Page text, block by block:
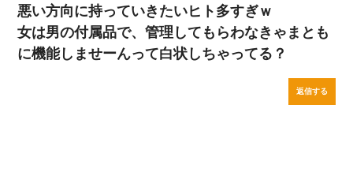
悪い方向に持っていきたいヒト多すぎｗ
女は男の付属品で、管理してもらわなきゃまとも
に機能しませーんって白状しちゃってる？
返信する